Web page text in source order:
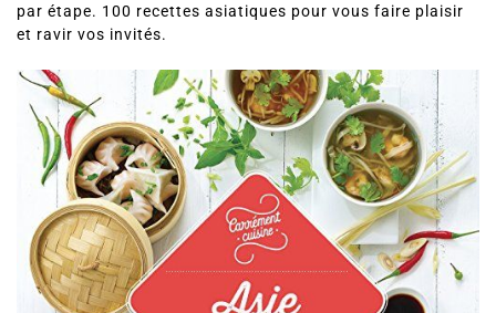
par étape. 100 recettes asiatiques pour vous faire plaisir
et ravir vos invités.